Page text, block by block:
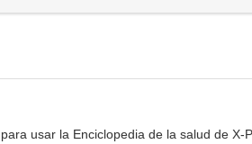
usar la Enciclopedia de la salud de X-